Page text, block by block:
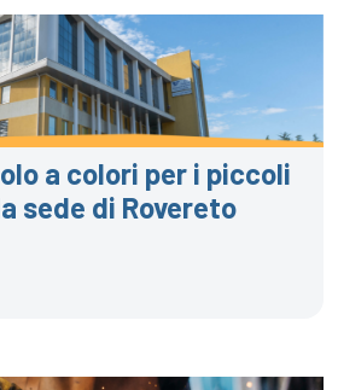
a colori per i piccoli
sede di Rovereto